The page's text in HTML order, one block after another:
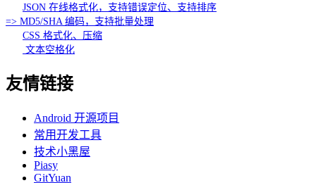
JSON 在线格式化，支持错误定位、支持排序
=> MD5/SHA 编码，支持批量处理
CSS 格式化、压缩
文本空格化
友情链接
Android 开源项目
常用开发工具
技术小黑屋
Piasy
GitYuan